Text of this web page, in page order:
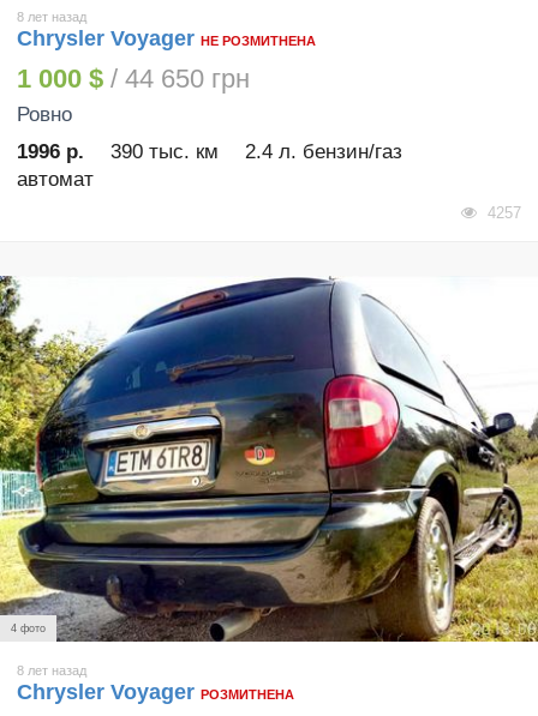
8 лет назад
Chrysler Voyager НЕ РОЗМИТНЕНА
1 000 $ / 44 650 грн
Ровно
1996 р.
390 тыс. км
2.4 л. бензин/газ
автомат
4257
4 фото
8 лет назад
Chrysler Voyager РОЗМИТНЕНА